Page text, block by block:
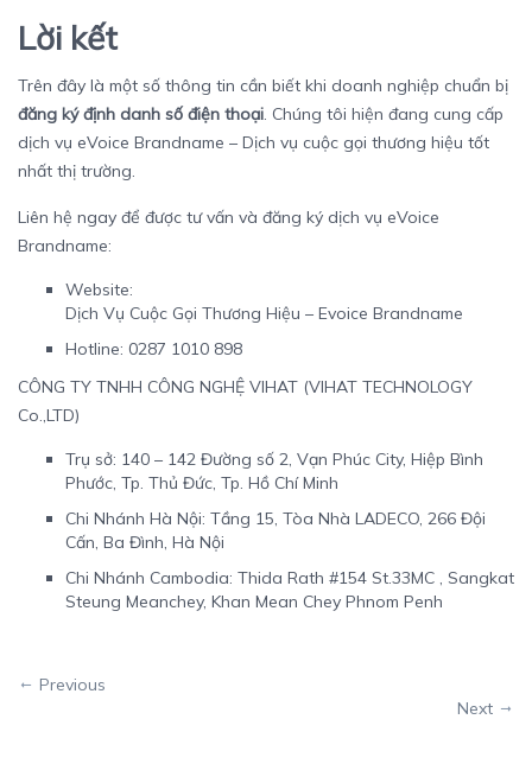
Lời kết
Trên đây là một số thông tin cần biết khi doanh nghiệp chuẩn bị
đăng ký định danh số điện thoại . Chúng tôi hiện đang cung cấp
dịch vụ eVoice Brandname – Dịch vụ cuộc gọi thương hiệu tốt
nhất thị trường.
Liên hệ ngay để được tư vấn và đăng ký dịch vụ eVoice
Brandname:
Website:
Dịch Vụ Cuộc Gọi Thương Hiệu – Evoice Brandname
Hotline: 0287 1010 898
CÔNG TY TNHH CÔNG NGHỆ VIHAT (VIHAT TECHNOLOGY
Co.,LTD)
Trụ sở: 140 – 142 Đường số 2, Vạn Phúc City, Hiệp Bình
Phước, Tp. Thủ Đức, Tp. Hồ Chí Minh
Chi Nhánh Hà Nội: Tầng 15, Tòa Nhà LADECO, 266 Đội
Cấn, Ba Đình, Hà Nội
Chi Nhánh Cambodia: Thida Rath #154 St.33MC , Sangkat
Steung Meanchey, Khan Mean Chey Phnom Penh
Previous
Next